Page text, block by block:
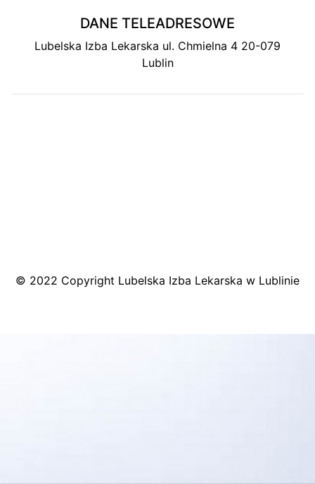
DANE TELEADRESOWE
Lubelska Izba Lekarska ul. Chmielna 4 20-079
Lublin
© 2022 Copyright Lubelska Izba Lekarska w Lublinie